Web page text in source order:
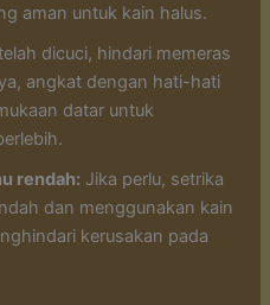
aman untuk kain halus.
dicuci, hindari memeras
angkat dengan hati-hati
datar untuk
rendah: Jika perlu, setrika
dan menggunakan kain
kerusakan pada